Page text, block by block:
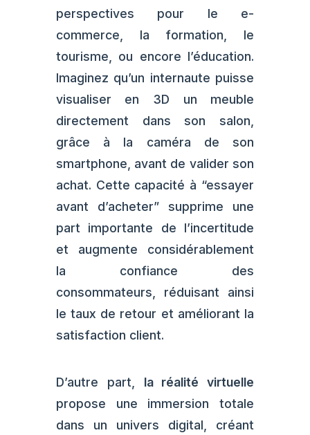
perspectives pour le e-
commerce, la formation, le
tourisme, ou encore l’éducation.
Imaginez qu’un internaute puisse
visualiser en 3D un meuble
directement dans son salon,
grâce à la caméra de son
smartphone, avant de valider son
achat. Cette capacité à “essayer
avant d’acheter” supprime une
part importante de l’incertitude
et augmente considérablement
la confiance des
consommateurs, réduisant ainsi
le taux de retour et améliorant la
satisfaction client.
D’autre part, la réalité virtuelle
propose une immersion totale
dans un univers digital, créant